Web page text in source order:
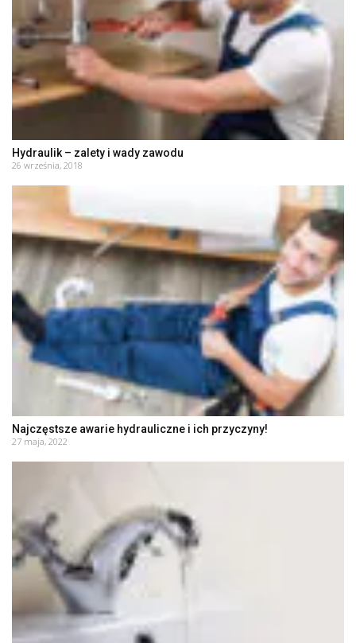
Hydraulik – zalety i wady zawodu
26 września, 2018
Najczęstsze awarie hydrauliczne i ich przyczyny!
27 maja, 2022